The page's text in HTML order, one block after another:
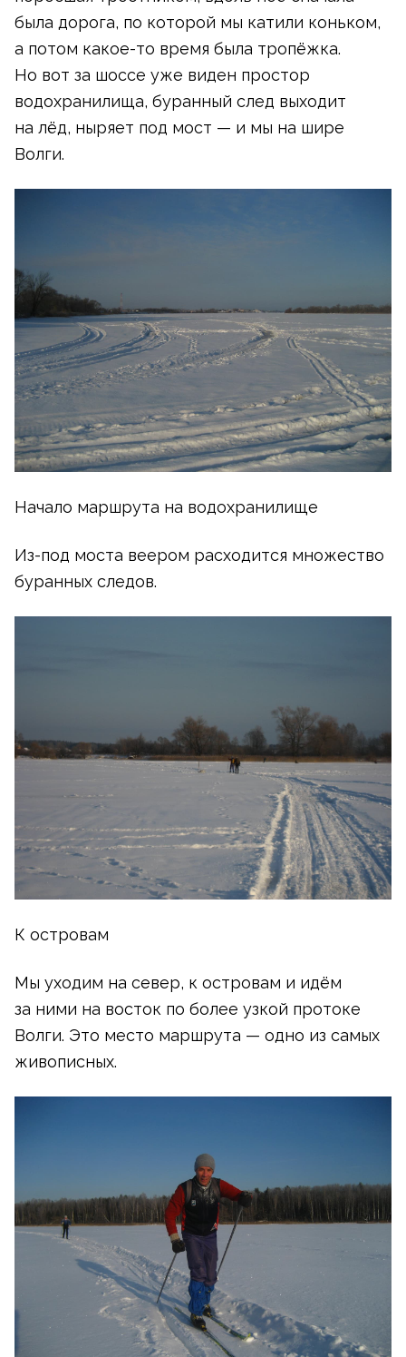
была дорога, по которой мы катили коньком,
а потом какое-то время была тропёжка.
Но вот за шоссе уже виден простор
водохранилища, буранный след выходит
на лёд, ныряет под мост — и мы на шире
Волги.
Начало маршрута на водохранилище
Из-под моста веером расходится множество
буранных следов.
К островам
Мы уходим на север, к островам и идём
за ними на восток по более узкой протоке
Волги. Это место маршрута — одно из самых
живописных.